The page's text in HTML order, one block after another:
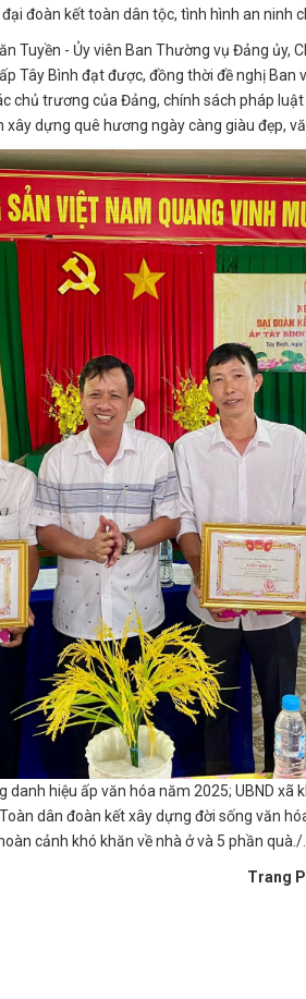
đoàn kết toàn dân tộc, tình hình an ninh
- Ủy viên Ban Thường vụ Đảng ủy,
Tây Bình đạt được, đồng thời đề nghị Ban
chủ trương của Đảng, chính sách pháp
dựng quê hương ngày càng giàu đẹp,
hiệu ấp văn hóa năm 2025; UBND xã
dân đoàn kết xây dựng đời sống văn
cảnh khó khăn về nhà ở và 5 phần quà./.
Trang